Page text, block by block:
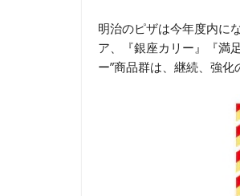
明治のピザは今年度内に
ア、『銀座カリー』『満
ー”商品群は、継続、強